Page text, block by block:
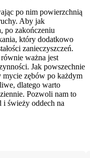
po nim powierzchnią
Aby jak
po zakończeniu
który dodatkowo
zanieczyszczeń.
ważna jest
Jak powszechnie
mycie zębów po każdym
dlatego warto
Pozwoli nam to
świeży oddech na